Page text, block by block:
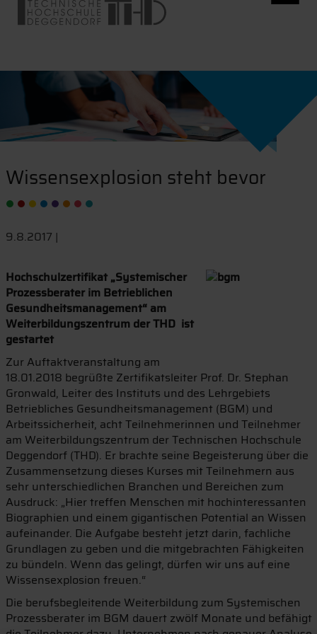
Wissensexplosion steht bevor
9.8.2017 |
Hochschulzertifikat „Systemischer
Prozessberater im Betrieblichen
Gesundheitsmanagement“ am
Weiterbildungszentrum der THD ist
gestartet
Zur Auftaktveranstaltung am
18.01.2018 begrüßte Zertifikatsleiter Prof. Dr. Stephan
Gronwald, Leiter des Instituts und des Lehrgebiets
Betriebliches Gesundheitsmanagement (BGM) und
Arbeitssicherheit, acht Teilnehmerinnen und Teilnehmer
am Weiterbildungszentrum der Technischen Hochschule
Deggendorf (THD). Er brachte seine Begeisterung über die
Zusammensetzung dieses Kurses mit Teilnehmern aus
sehr unterschiedlichen Branchen und Bereichen zum
Ausdruck: „Hier treffen Menschen mit hochinteressanten
Biographien und einem gigantischen Potential an Wissen
aufeinander. Die Aufgabe besteht jetzt darin, fachliche
Grundlagen zu geben und die mitgebrachten Fähigkeiten
zu bündeln. Wenn das gelingt, dürfen wir uns auf eine
Wissensexplosion freuen.“
Die berufsbegleitende Weiterbildung zum Systemischen
Prozessberater im BGM dauert zwölf Monate und befähigt